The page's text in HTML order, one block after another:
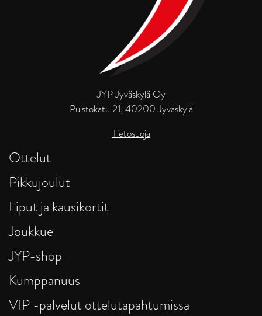
JYP Jyväskylä Oy
Puistokatu 21, 40200 Jyväskylä
Tietosuoja
Ottelut
Pikkujoulut
Liput ja kausikortit
Joukkue
JYP-shop
Kumppanuus
VIP -palvelut ottelutapahtumissa